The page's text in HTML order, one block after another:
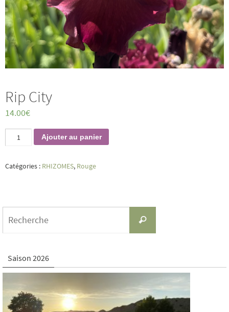
Rip City
14.00€
quantité
de
City
Ajouter au panier
Catégories : RHIZOMES, Rouge
Recherche
Saison 2026